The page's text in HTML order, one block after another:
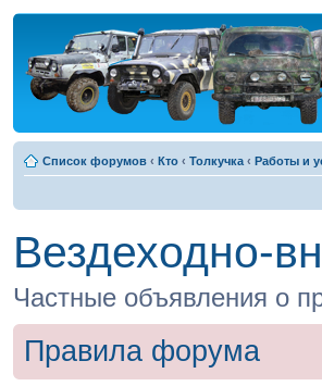
Список форумов ‹ Кто ‹ Толкучка ‹ Работы и
Вездеходно-
Частные объявления о
Правила форума